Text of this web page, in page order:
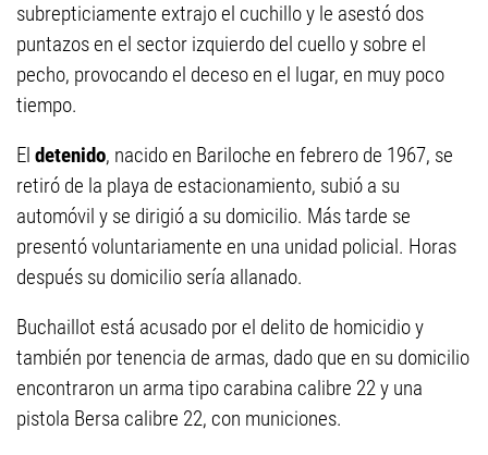
subrepticiamente extrajo el cuchillo y le asestó dos
puntazos en el sector izquierdo del cuello y sobre el
pecho, provocando el deceso en el lugar, en muy poco
tiempo.
El detenido, nacido en Bariloche en febrero de 1967, se
retiró de la playa de estacionamiento, subió a su
automóvil y se dirigió a su domicilio. Más tarde se
presentó voluntariamente en una unidad policial. Horas
después su domicilio sería allanado.
Buchaillot está acusado por el delito de homicidio y
también por tenencia de armas, dado que en su domicilio
encontraron un arma tipo carabina calibre 22 y una
pistola Bersa calibre 22, con municiones.